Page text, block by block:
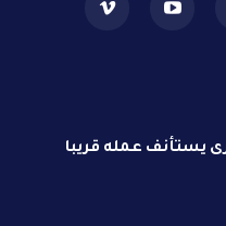
يستأنف عمله قريبا